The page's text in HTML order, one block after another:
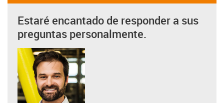
Estaré encantado de responder a sus
preguntas personalmente.